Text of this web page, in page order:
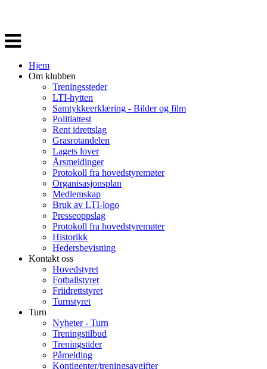
Veksle
navigasjon
Hjem
Om klubben
Treningssteder
LTI-hytten
Samtykkeerklæring - Bilder og film
Politiattest
Rent idrettslag
Grasrotandelen
Lagets lover
Årsmeldinger
Protokoll fra hovedstyremøter
Organisasjonsplan
Medlemskap
Bruk av LTI-logo
Presseoppslag
Protokoll fra hovedstyremøter
Historikk
Hedersbevisning
Kontakt oss
Hovedstyret
Fotballstyret
Friidrettstyret
Turnstyret
Turn
Nyheter - Turn
Treningstilbud
Treningstider
Påmelding
Kontigenter/treningsavgifter